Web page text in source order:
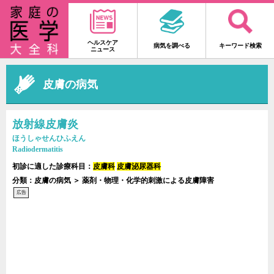
ヘルスケア
ニュース
病気を調べる キーワード検索
皮膚の病気
放射線皮膚炎
ほうしゃせんひふえん
Radiodermatitis
初診に適した診療科目： 皮膚科 皮膚泌尿器科
分類：皮膚の病気 ＞ 薬剤・物理・化学的刺激による皮膚障害
広告